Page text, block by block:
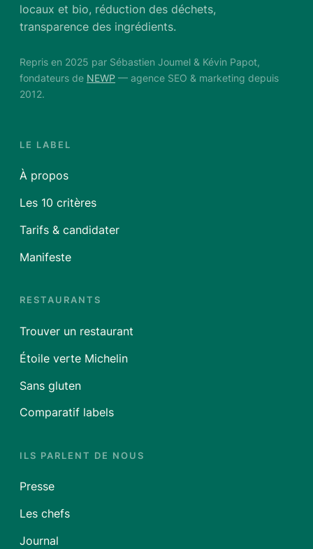
locaux et bio, réduction des déchets,
transparence des ingrédients.
Repris en 2025 par Sébastien Joumel & Kévin Papot,
fondateurs de NEWP — agence SEO & marketing depuis
2012.
LE LABEL
À propos
Les 10 critères
Tarifs & candidater
Manifeste
RESTAURANTS
Trouver un restaurant
Étoile verte Michelin
Sans gluten
Comparatif labels
ILS PARLENT DE NOUS
Presse
Les chefs
Journal